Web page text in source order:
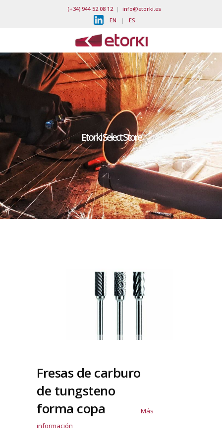
(+34) 944 52 08 12| info@etorki.es
EN | ES
Etorki Select Store
Fresas de carburo
de tungsteno
forma copa
Más
información